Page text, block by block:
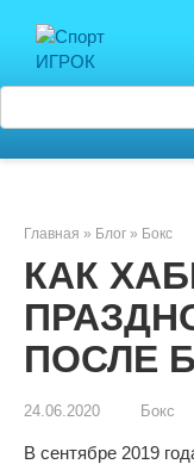
контенту
Главная » Блог » Бокс
КАК
ПОСЛЕ
24.06.2020 Бокс
В сентябре 2019